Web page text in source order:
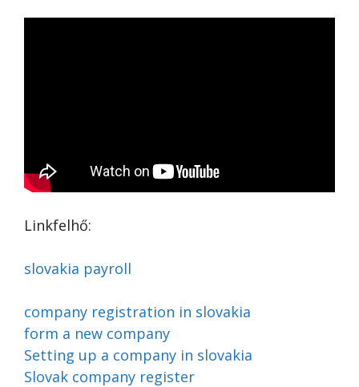
Linkfelhő:
slovakia payroll
company registration in slovakia
form a new company
Setting up a company in slovakia
Slovak company register